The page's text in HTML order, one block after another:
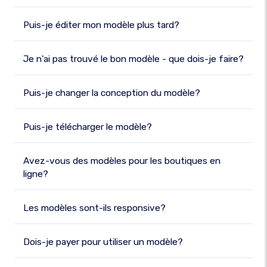
Puis-je éditer mon modèle plus tard?
Je n'ai pas trouvé le bon modèle - que dois-je faire?
Puis-je changer la conception du modèle?
Puis-je télécharger le modèle?
Avez-vous des modèles pour les boutiques en
ligne?
Les modèles sont-ils responsive?
Dois-je payer pour utiliser un modèle?